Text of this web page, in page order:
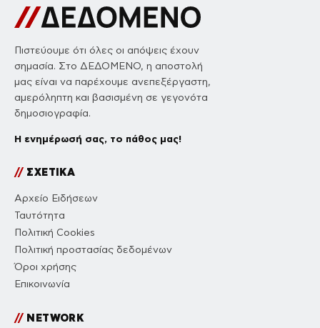
Πιστεύουμε ότι όλες οι απόψεις έχουν
σημασία. Στο ΔΕΔΟΜΕΝΟ, η αποστολή
μας είναι να παρέχουμε ανεπεξέργαστη,
αμερόληπτη και βασισμένη σε γεγονότα
δημοσιογραφία.
Η ενημέρωσή σας, το πάθος μας!
//ΣΧΕΤΙΚΑ
Αρχείο Ειδήσεων
Ταυτότητα
Πολιτική Cookies
Πολιτική προστασίας δεδομένων
Όροι χρήσης
Επικοινωνία
//NETWORK